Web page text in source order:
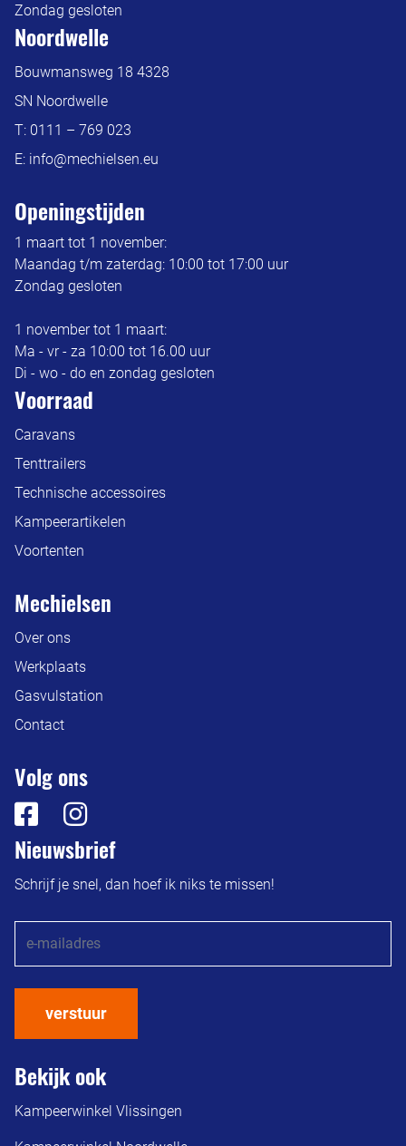
Zondag gesloten
Noordwelle
Bouwmansweg 18 4328
SN Noordwelle
T: 0111 – 769 023
E: info@mechielsen.eu
Openingstijden
1 maart tot 1 november:
Maandag t/m zaterdag: 10:00 tot 17:00 uur
Zondag gesloten
1 november tot 1 maart:
Ma - vr - za 10:00 tot 16.00 uur
Di - wo - do en zondag gesloten
Voorraad
Caravans
Tenttrailers
Technische accessoires
Kampeerartikelen
Voortenten
Mechielsen
Over ons
Werkplaats
Gasvulstation
Contact
Volg ons
Nieuwsbrief
Schrijf je snel, dan hoef ik niks te missen!
verstuur
Bekijk ook
Kampeerwinkel Vlissingen